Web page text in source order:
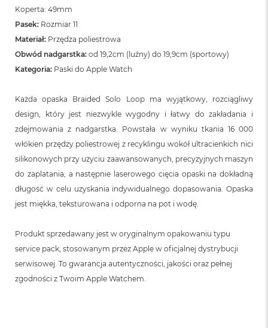
Koperta: 49mm
Pasek: Rozmiar 11
Materiał: Przędza poliestrowa
Obwód nadgarstka: od 19,2cm (luźny) do 19,9cm (sportowy)
Kategoria: Paski do Apple Watch
Każda opaska Braided Solo Loop ma wyjątkowy, rozciągliwy
design, który jest niezwykle wygodny i łatwy do zakładania i
zdejmowania z nadgarstka. Powstała w wyniku tkania 16 000
włókien przędzy poliestrowej z recyklingu wokół ultracienkich nici
silikonowych przy użyciu zaawansowanych, precyzyjnych maszyn
do zaplatania, a następnie laserowego cięcia opaski na dokładną
długość w celu uzyskania indywidualnego dopasowania. Opaska
jest miękka, teksturowana i odporna na pot i wodę.
Produkt sprzedawany jest w oryginalnym opakowaniu typu
service pack, stosowanym przez Apple w oficjalnej dystrybucji
serwisowej. To gwarancja autentyczności, jakości oraz pełnej
zgodności z Twoim Apple Watchem.